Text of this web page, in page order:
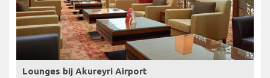
Lounges bij Akureyri Airport